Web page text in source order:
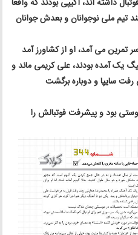
تیم ملی نوجوانان و بعدش جوانان
تمرین می آمد، او از کشاورز آمد
یک آمده بودند، علی کریمی ماند و
سایپا و دوباره برگشت
بود و پیشرفت فوتبالش را